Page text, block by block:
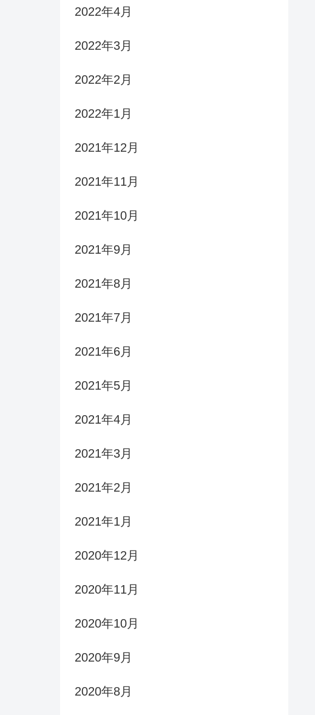
2022年4月
2022年3月
2022年2月
2022年1月
2021年12月
2021年11月
2021年10月
2021年9月
2021年8月
2021年7月
2021年6月
2021年5月
2021年4月
2021年3月
2021年2月
2021年1月
2020年12月
2020年11月
2020年10月
2020年9月
2020年8月